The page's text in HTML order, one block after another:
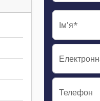
Ім'я*
Телефон